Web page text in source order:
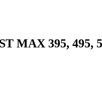
MAX 395, 495,